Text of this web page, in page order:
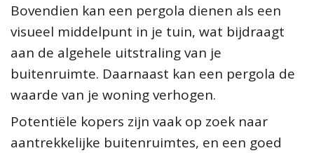
Bovendien kan een pergola dienen als een
visueel middelpunt in je tuin, wat bijdraagt
aan de algehele uitstraling van je
buitenruimte. Daarnaast kan een pergola de
waarde van je woning verhogen.
Potentiële kopers zijn vaak op zoek naar
aantrekkelijke buitenruimtes, en een goed